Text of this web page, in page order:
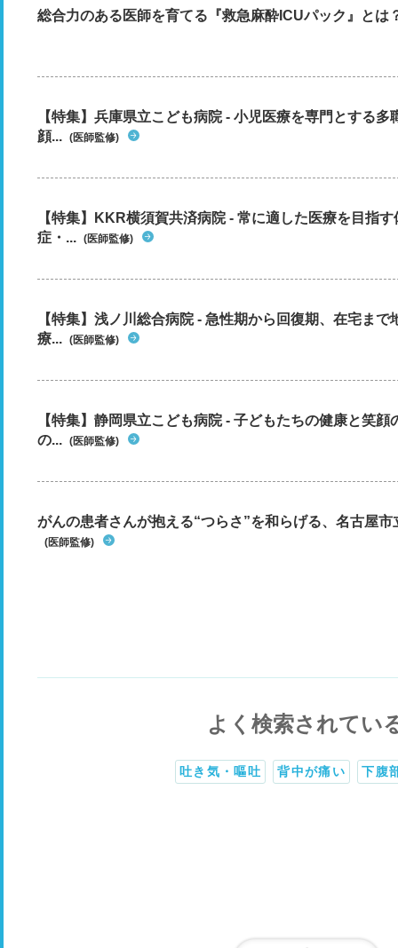
総合力のある医師を育てる『救急麻酔ICUパック』とは
【特集】兵庫県立こども病院 - 小児医療を専門とする
顔... (医師監修)
【特集】KKR横須賀共済病院 - 常に適した医療を目指
症・... (医師監修)
【特集】浅ノ川総合病院 - 急性期から回復期、在宅ま
療... (医師監修)
【特集】静岡県立こども病院 - 子どもたちの健康と笑
の... (医師監修)
がんの患者さんが抱える“つらさ”を和らげる、名古屋
(医師監修)
よく検索されてい
吐き気・嘔吐 背中が痛い 下腹